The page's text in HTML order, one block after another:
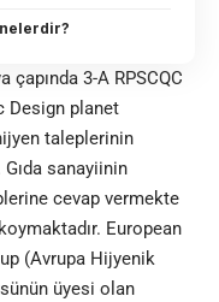
çapında 3-A RPSCQC
Design planet
taleplerinin
sanayiinin
cevap vermekte
European
(Avrupa Hijyenik
üyesi olan